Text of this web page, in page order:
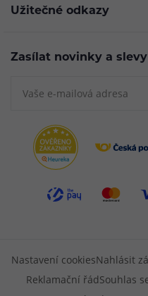
Užitečné odkazy
Zasílat novinky a slevy
Nastavení cookiesNahlásit
Reklamační řádSouhlas